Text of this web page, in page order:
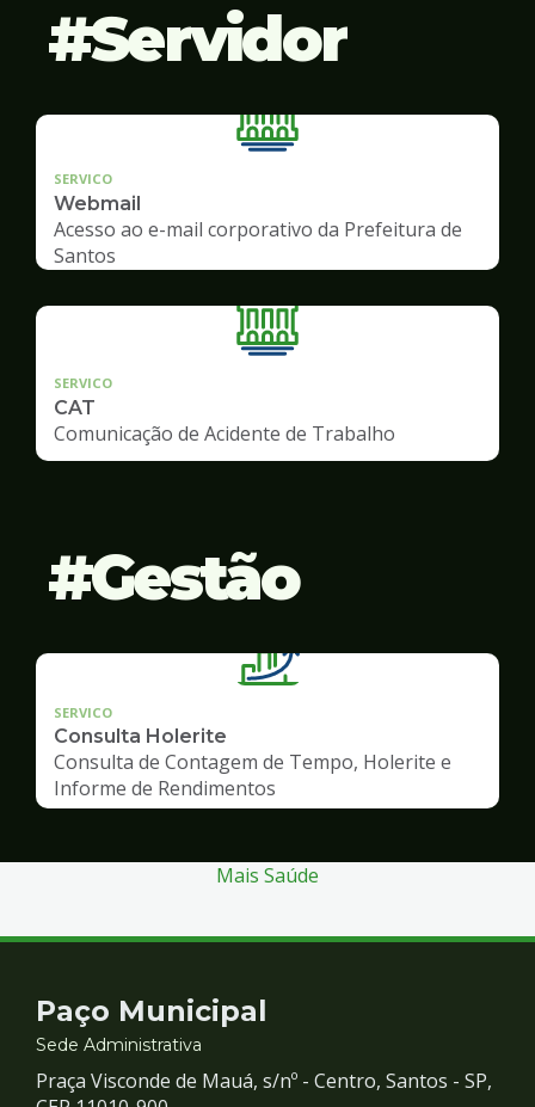
Servidor
SERVICO
Webmail
Acesso ao e-mail corporativo da Prefeitura de
Santos
SERVICO
CAT
Comunicação de Acidente de Trabalho
Gestão
SERVICO
Consulta Holerite
Consulta de Contagem de Tempo, Holerite e
Informe de Rendimentos
Mais Saúde
Contato
e
Paço Municipal
Sede Administrativa
Praça Visconde de Mauá, s/nº - Centro, Santos - SP,